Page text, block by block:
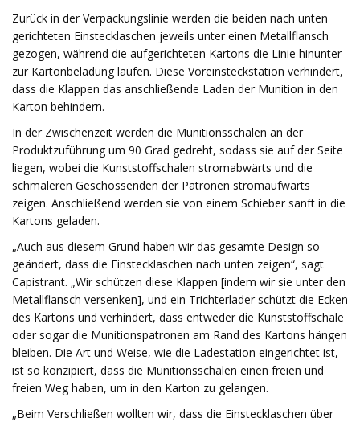
Zurück in der Verpackungslinie werden die beiden nach unten
gerichteten Einstecklaschen jeweils unter einen Metallflansch
gezogen, während die aufgerichteten Kartons die Linie hinunter
zur Kartonbeladung laufen. Diese Voreinsteckstation verhindert,
dass die Klappen das anschließende Laden der Munition in den
Karton behindern.
In der Zwischenzeit werden die Munitionsschalen an der
Produktzuführung um 90 Grad gedreht, sodass sie auf der Seite
liegen, wobei die Kunststoffschalen stromabwärts und die
schmaleren Geschossenden der Patronen stromaufwärts
zeigen. Anschließend werden sie von einem Schieber sanft in die
Kartons geladen.
„Auch aus diesem Grund haben wir das gesamte Design so
geändert, dass die Einstecklaschen nach unten zeigen“, sagt
Capistrant. „Wir schützen diese Klappen [indem wir sie unter den
Metallflansch versenken], und ein Trichterlader schützt die Ecken
des Kartons und verhindert, dass entweder die Kunststoffschale
oder sogar die Munitionspatronen am Rand des Kartons hängen
bleiben. Die Art und Weise, wie die Ladestation eingerichtet ist,
ist so konzipiert, dass die Munitionsschalen einen freien und
freien Weg haben, um in den Karton zu gelangen.
„Beim Verschließen wollten wir, dass die Einstecklaschen über